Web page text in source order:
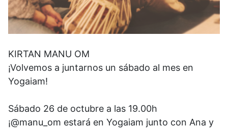
KIRTAN MANU OM
¡Volvemos a juntarnos un sábado al mes en
Yogaiam!
Sábado 26 de octubre a las 19.00h
¡@manu_om estará en Yogaiam junto con Ana y